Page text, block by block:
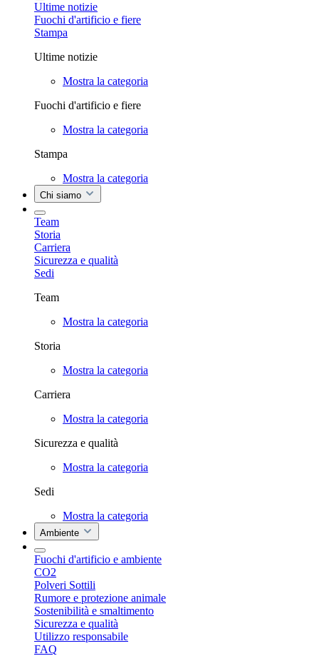
Ultime notizie
Fuochi d'artificio e fiere
Stampa
Ultime notizie
Mostra la categoria
Fuochi d'artificio e fiere
Mostra la categoria
Stampa
Mostra la categoria
Chi siamo
Team
Storia
Carriera
Sicurezza e qualità
Sedi
Team
Mostra la categoria
Storia
Mostra la categoria
Carriera
Mostra la categoria
Sicurezza e qualità
Mostra la categoria
Sedi
Mostra la categoria
Ambiente
Fuochi d'artificio e ambiente
CO2
Polveri Sottili
Rumore e protezione animale
Sostenibilità e smaltimento
Sicurezza e qualità
Utilizzo responsabile
FAQ